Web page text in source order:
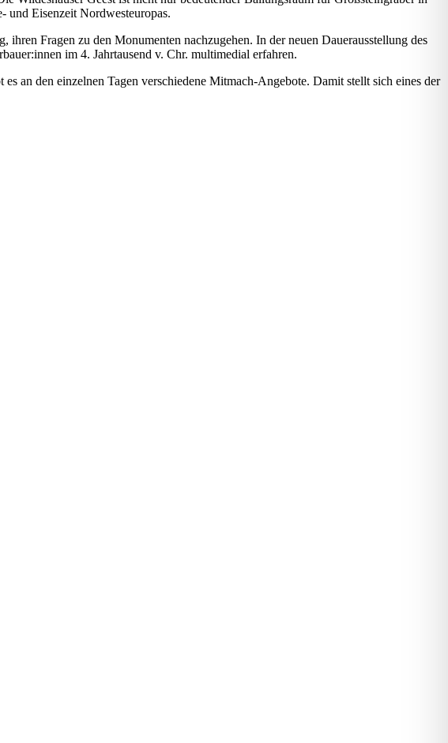
und Eisenzeit Nordwesteuropas.
Fragen zu den Monumenten nachzugehen. In der neuen Dauerausstellung des
im 4. Jahrtausend v. Chr. multimedial erfahren.
es an den einzelnen Tagen verschiedene Mitmach-Angebote. Damit stellt sich eines der